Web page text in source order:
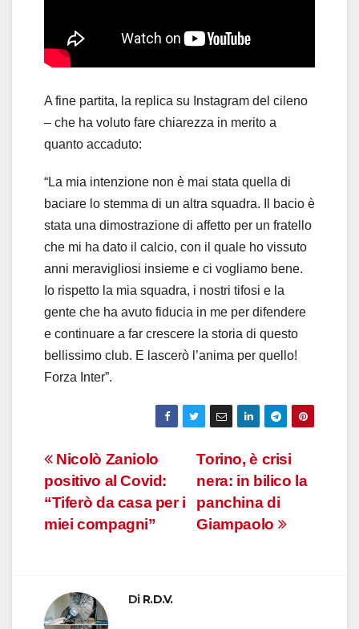
A fine partita, la replica su Instagram del cileno
– che ha voluto fare chiarezza in merito a
quanto accaduto:
“La mia intenzione non è mai stata quella di
baciare lo stemma di un altra squadra. Il bacio è
stata una dimostrazione di affetto per un fratello
che mi ha dato il calcio, con il quale ho vissuto
anni meravigliosi insieme e ci vogliamo bene.
Io rispetto la mia squadra, i nostri tifosi e la
gente che ha avuto fiducia in me per difendere
e continuare a far crescere la storia di questo
bellissimo club. E lascerò l’anima per quello!
Forza Inter”.
Navigazione
articoli
Torino, è crisi
nera: in bilico la
panchina di
Giampaolo
Nicolò Zaniolo
positivo al Covid:
“Tiferò da casa per i
miei compagni”
Di R.D.V.